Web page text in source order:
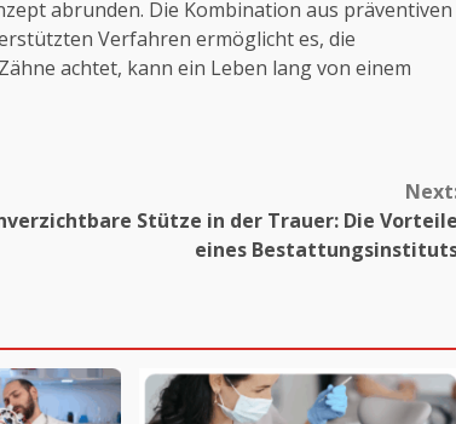
abrunden. Die Kombination aus präventiven
Verfahren ermöglicht es, die
achtet, kann ein Leben lang von einem
Stütze in der Trauer: Die Vorteile
eines